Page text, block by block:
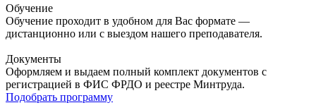
Обучение
Обучение проходит в удобном для Вас формате —
дистанционно или с выездом нашего преподавателя.
Документы
Оформляем и выдаем полный комплект документов с
регистрацией в ФИС ФРДО и реестре Минтруда.
Подобрать программу